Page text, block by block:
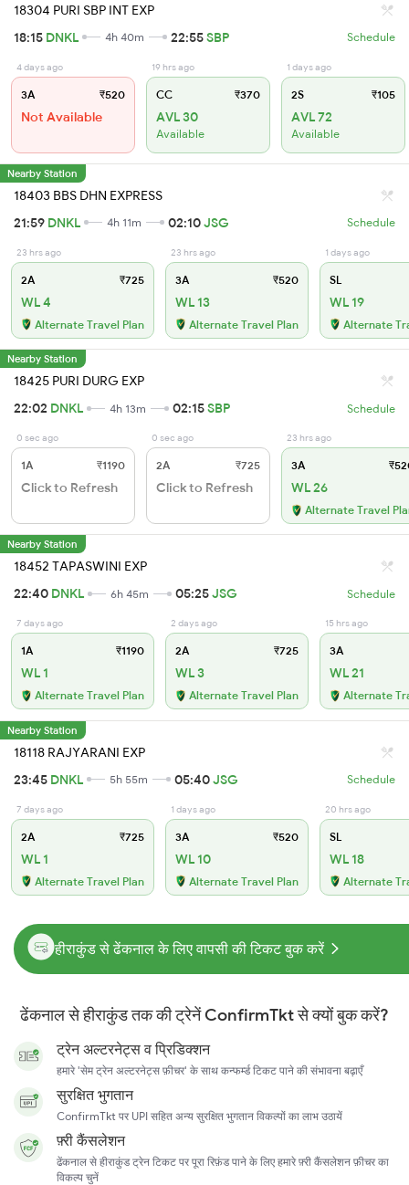
18304 PURI SBP INT EXP
18:15 DNKL 4h 40m 22:55SBP Schedule
4 days ago
3A ₹520
Not Available
19 hrs ago
CC ₹370
AVL 30
Available
1 days ago
2S ₹105
AVL 72
Available
Nearby Station
18403 BBS DHN EXPRESS
21:59 DNKL 4h 11m 02:10JSG Schedule
23 hrs ago
2A ₹725
WL 4
Alternate Travel Plan
23 hrs ago
3A ₹520
WL 13
Alternate Travel Plan
1 days ago
SL
WL 19
Alternate
Nearby Station
18425 PURI DURG EXP
22:02 DNKL 4h 13m 02:15SBP Schedule
0 sec ago
1A ₹1190
Click to Refresh
0 sec ago
2A ₹725
Click to Refresh
23 hrs ago
3A
WL 26
Alternate Travel
Nearby Station
18452 TAPASWINI EXP
22:40 DNKL 6h 45m 05:25JSG Schedule
7 days ago
1A ₹1190
WL 1
Alternate Travel Plan
2 days ago
2A ₹725
WL 3
Alternate Travel Plan
15 hrs ago
3A
WL 21
Alternate
Nearby Station
18118 RAJYARANI EXP
23:45 DNKL 5h 55m 05:40JSG Schedule
7 days ago
2A ₹725
WL 1
Alternate Travel Plan
1 days ago
3A ₹520
WL 10
Alternate Travel Plan
20 hrs ago
SL
WL 18
Alternate
हीराकुंड से ढेंकनाल के लिए वापसी की टिकट बुक करें
ढेंकनाल से हीराकुंड तक की ट्रेनें ConfirmTkt से क्यों बुक करें?
ट्रेन अल्टरनेट्स व प्रिडिक्शन
हमारे 'सेम ट्रेन अल्टरनेट्स फ़ीचर' के साथ कन्फर्म्ड टिकट पाने की संभावना बढ़ाएँ
सुरक्षित भुगतान
ConfirmTkt पर UPI सहित अन्य सुरक्षित भुगतान विकल्पों का लाभ उठायें
फ़्री कैंसलेशन
ढेंकनाल से हीराकुंड ट्रेन टिकट पर पूरा रिफ़ंड पाने के लिए हमारे फ़्री कैंसलेशन फ़ीचर का
विकल्प चुनें